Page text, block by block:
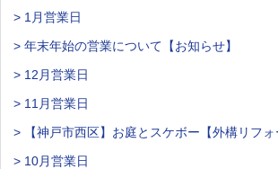
> 1月営業日
> 年末年始の営業について【お知らせ】
> 12月営業日
> 11月営業日
> 【神戸市西区】お庭とスケボー【外構リフォ
> 10月営業日